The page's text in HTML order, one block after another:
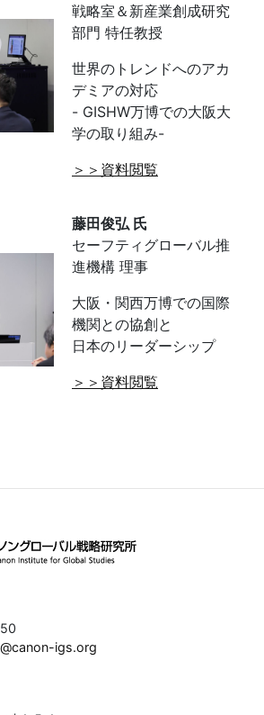
戦略室＆新産業創成研究
部門 特任教授
世界のトレンドへのアカ
デミアの対応
- GISHW万博での大阪大
学の取り組み-
＞＞資料閲覧
藤田俊弘 氏
セーフティグローバル推
進機構 理事
大阪・関西万博での国際
機関との協創と
日本のリーダーシップ
＞＞資料閲覧
igs.org